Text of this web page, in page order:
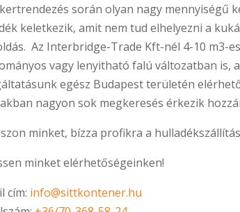
során olyan nagy mennyiségű
keletkezik, amit nem tud elhelyezni a
Az Interbridge-Trade Kft-nél 4-10 m3-es
vagy lenyitható falú változatban is,
egész Budapest területén
nagyon sok megkeresés érkezik
minket, bízza profikra a
minket elérhetőségeinken!
cím: info@sittkontener.hu